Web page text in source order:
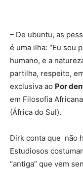
– De ubuntu, as
é uma ilha: “Eu sou
humano, e a
partilha, respeito,
exclusiva ao Por
em Filosofia
(África do Sul).
Dirk conta que não
Estudiosos
“antiga” que vem